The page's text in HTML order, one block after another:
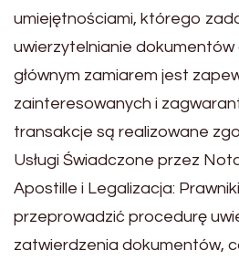
umiejętnościami, którego
uwierzytelnianie dokumentów
głównym zamiarem jest
zainteresowanych i
transakcje są realizowane
Usługi Świadczone przez
Apostille i Legalizacja:
przeprowadzić procedurę
zatwierdzenia dokumentów,